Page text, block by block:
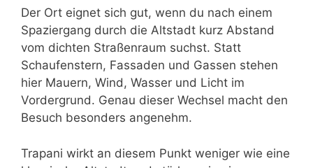
Der Ort eignet sich gut, wenn du nach einem
Spaziergang durch die Altstadt kurz Abstand
vom dichten Straßenraum suchst. Statt
Schaufenstern, Fassaden und Gassen stehen
hier Mauern, Wind, Wasser und Licht im
Vordergrund. Genau dieser Wechsel macht den
Besuch besonders angenehm.
Trapani wirkt an diesem Punkt weniger wie eine